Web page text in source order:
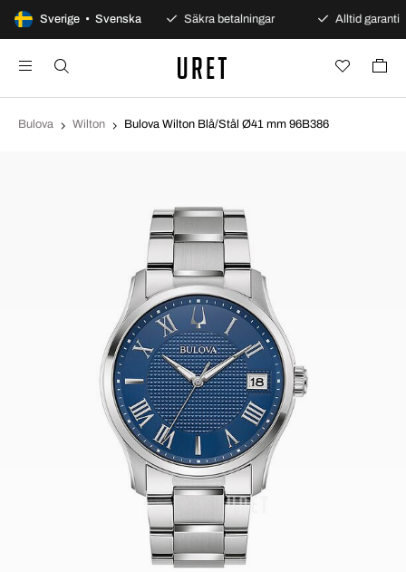
Sverige • Svenska
100 dagars öppet köp Säkra betalningar Alltid garanti
Bulova Wilton Bulova Wilton Blå/Stål Ø41 mm 96B386